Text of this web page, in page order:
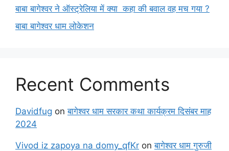
बाबा बागेश्वर ने ऑस्ट्रेलिया में क्या कहा की बवाल वह मच गया ?
बाबा बागेश्वर धाम लोकेशन
Recent Comments
Davidfug onबागेश्वर धाम सरकार कथा कार्यक्रम दिसंबर माह
2024
Vivod iz zapoya na domy_qfKr onबागेश्वर धाम गुरुजी